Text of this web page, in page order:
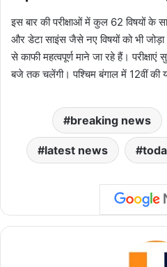
इस बार की परीक्षाओं में कुल 62 विषयों के
और डेटा साइंस जैसे नए विषयों को भी जोड़ा
से काफी महत्वपूर्ण माने जा रहे हैं।
बजे तक चलेंगी। पश्चिम बंगाल में 12वीं की यह
breaking news
latest news